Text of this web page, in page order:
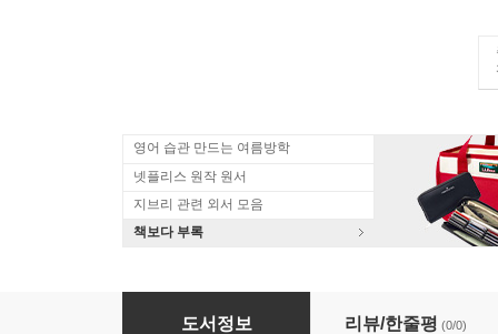
영어 습관 만드는 여름방학
넷플리스 원작 원서
지브리 관련 외서 모음
책보다 부록
Preparing for Easter: Fifty Devotional
도서정보 리뷰/한줄평 (0/0)